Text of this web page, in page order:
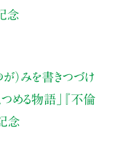
念
が）みを書きつづけ
める物語」
『不倫
念